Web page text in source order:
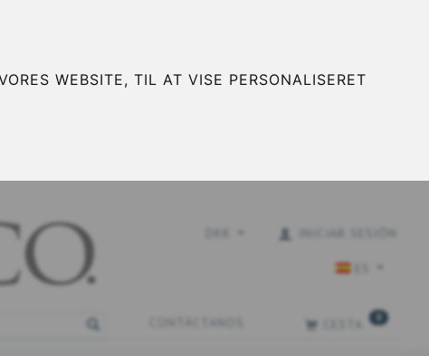
WEBSITE, TIL AT VISE PERSONALISERET